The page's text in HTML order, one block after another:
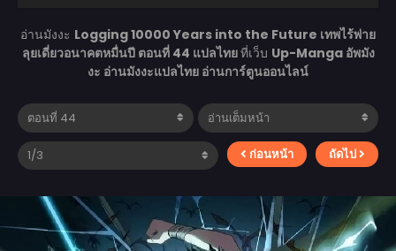
อ่านมังงะ Logging 10000 Years into the Future เทพไร้พ่าย
ลุยเดี่ยวอนาคตหมื่นปี ตอนที่ 44 แปลไทยที่เว็บ Up-Manga อัพมัง
งะ อ่านมังงะแปลไทย อ่านการ์ตูนออนไลน์
ก่อนหน้า ถัดไป